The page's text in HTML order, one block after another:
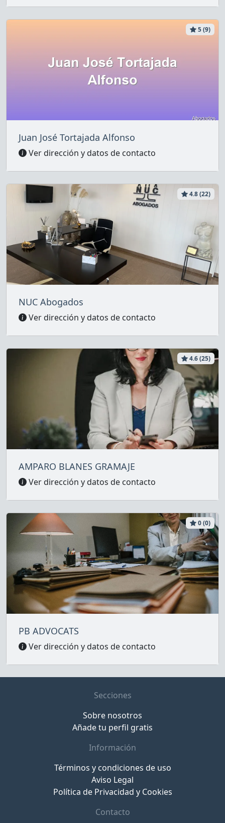
5 (9)
Juan José Tortajada Alfonso
Ver dirección y datos de contacto
4.8 (22)
NUC Abogados
Ver dirección y datos de contacto
4.6 (25)
AMPARO BLANES GRAMAJE
Ver dirección y datos de contacto
0 (0)
PB ADVOCATS
Ver dirección y datos de contacto
Secciones
Sobre nosotros
Añade tu perfil gratis
Información
Términos y condiciones de uso
Aviso Legal
Política de Privacidad y Cookies
Contacto